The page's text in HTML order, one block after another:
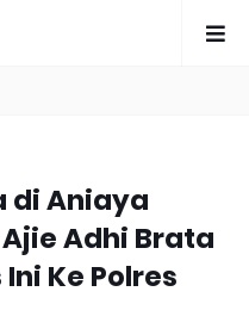
di Aniaya
Adhi Brata
Ke Polres